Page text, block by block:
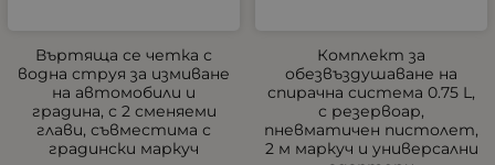
Въртяща се четка с
водна струя за измиване
на автомобили и
градина, с 2 сменяеми
глави, съвместима с
градински маркуч
Комплект за
обезвъздушаване на
спирачна система 0.75 L,
с резервоар,
пневматичен пистолет,
2 м маркуч и универсални